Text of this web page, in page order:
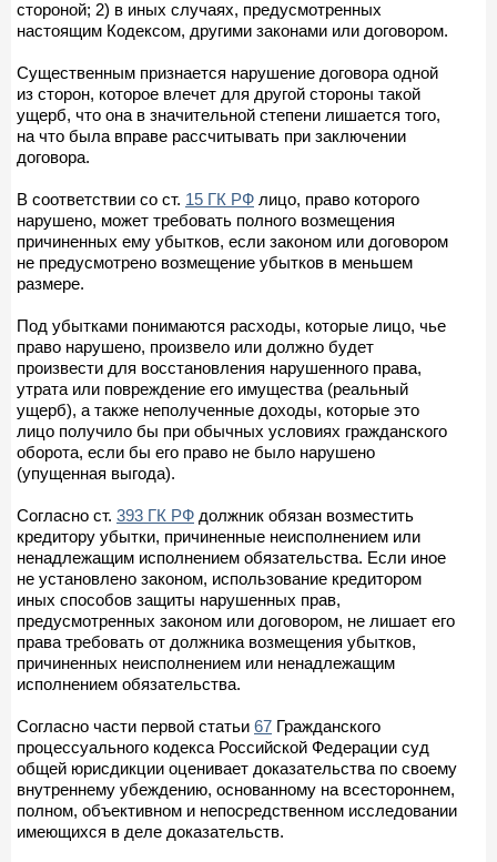
стороной; 2) в иных случаях, предусмотренных
настоящим Кодексом, другими законами или договором.
Существенным признается нарушение договора одной
из сторон, которое влечет для другой стороны такой
ущерб, что она в значительной степени лишается того,
на что была вправе рассчитывать при заключении
договора.
В соответствии со ст. 15 ГК РФ лицо, право которого
нарушено, может требовать полного возмещения
причиненных ему убытков, если законом или договором
не предусмотрено возмещение убытков в меньшем
размере.
Под убытками понимаются расходы, которые лицо, чье
право нарушено, произвело или должно будет
произвести для восстановления нарушенного права,
утрата или повреждение его имущества (реальный
ущерб), а также неполученные доходы, которые это
лицо получило бы при обычных условиях гражданского
оборота, если бы его право не было нарушено
(упущенная выгода).
Согласно ст. 393 ГК РФ должник обязан возместить
кредитору убытки, причиненные неисполнением или
ненадлежащим исполнением обязательства. Если иное
не установлено законом, использование кредитором
иных способов защиты нарушенных прав,
предусмотренных законом или договором, не лишает его
права требовать от должника возмещения убытков,
причиненных неисполнением или ненадлежащим
исполнением обязательства.
Согласно части первой статьи 67 Гражданского
процессуального кодекса Российской Федерации суд
общей юрисдикции оценивает доказательства по своему
внутреннему убеждению, основанному на всестороннем,
полном, объективном и непосредственном исследовании
имеющихся в деле доказательств.